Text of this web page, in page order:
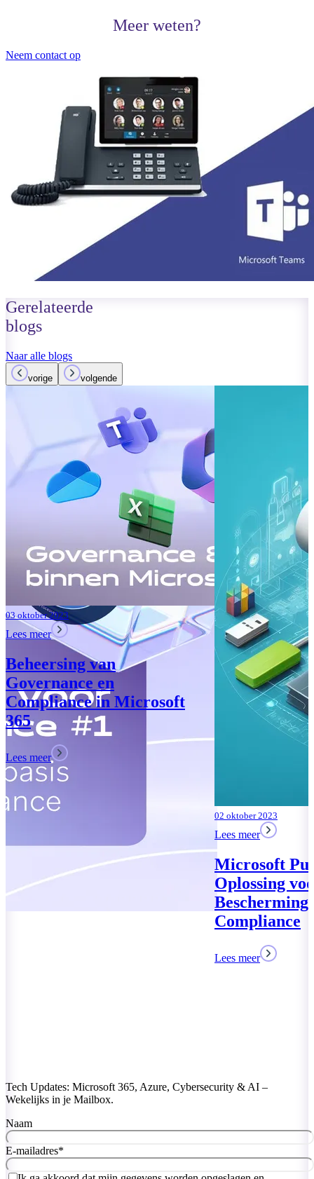
Meer weten?
Neem contact op
Gerelateerde
blogs
Naar alle blogs
vorige volgende
Microsoft Purview: Uw
Oplossing voor Data
Teams: Wat
Tech Updates: Microsoft 365, Azure, Cybersecurity & AI –
Wekelijks in je Mailbox.
Naam
E-mailadres*